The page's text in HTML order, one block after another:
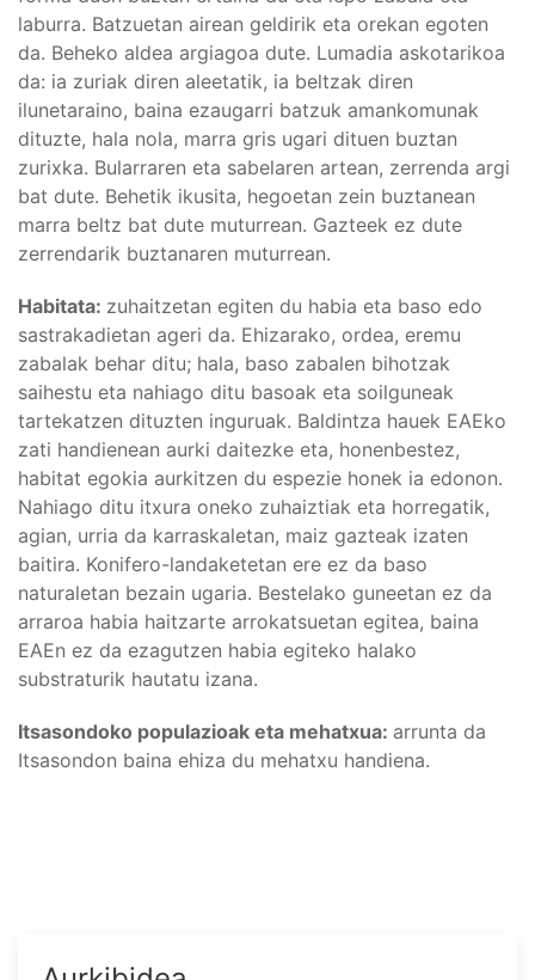
laburra. Batzuetan airean geldirik eta orekan egoten
da. Beheko aldea argiagoa dute. Lumadia askotarikoa
da: ia zuriak diren aleetatik, ia beltzak diren
ilunetaraino, baina ezaugarri batzuk amankomunak
dituzte, hala nola, marra gris ugari dituen buztan
zurixka. Bularraren eta sabelaren artean, zerrenda argi
bat dute. Behetik ikusita, hegoetan zein buztanean
marra beltz bat dute muturrean. Gazteek ez dute
zerrendarik buztanaren muturrean.
Habitata: zuhaitzetan egiten du habia eta baso edo
sastrakadietan ageri da. Ehizarako, ordea, eremu
zabalak behar ditu; hala, baso zabalen bihotzak
saihestu eta nahiago ditu basoak eta soilguneak
tartekatzen dituzten inguruak. Baldintza hauek EAEko
zati handienean aurki daitezke eta, honenbestez,
habitat egokia aurkitzen du espezie honek ia edonon.
Nahiago ditu itxura oneko zuhaiztiak eta horregatik,
agian, urria da karraskaletan, maiz gazteak izaten
baitira. Konifero-landaketetan ere ez da baso
naturaletan bezain ugaria. Bestelako guneetan ez da
arraroa habia haitzarte arrokatsuetan egitea, baina
EAEn ez da ezagutzen habia egiteko halako
substraturik hautatu izana.
Itsasondoko populazioak eta mehatxua: arrunta da
Itsasondon baina ehiza du mehatxu handiena.